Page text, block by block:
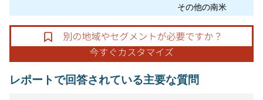
その他の南米
レポートで回答されている主要な質問